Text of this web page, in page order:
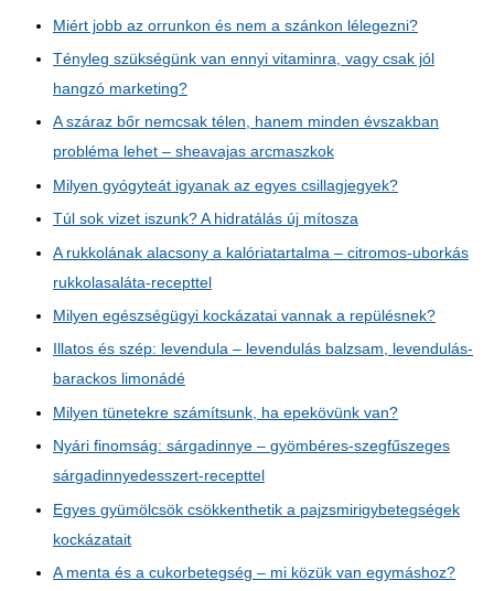
Miért jobb az orrunkon és nem a szánkon lélegezni?
Tényleg szükségünk van ennyi vitaminra, vagy csak jól
hangzó marketing?
A száraz bőr nemcsak télen, hanem minden évszakban
probléma lehet – sheavajas arcmaszkok
Milyen gyógyteát igyanak az egyes csillagjegyek?
Túl sok vizet iszunk? A hidratálás új mítosza
A rukkolának alacsony a kalóriatartalma – citromos-uborkás
rukkolasaláta-recepttel
Milyen egészségügyi kockázatai vannak a repülésnek?
Illatos és szép: levendula – levendulás balzsam, levendulás-
barackos limonádé
Milyen tünetekre számítsunk, ha epekövünk van?
Nyári finomság: sárgadinnye – gyömbéres-szegfűszeges
sárgadinnyedesszert-recepttel
Egyes gyümölcsök csökkenthetik a pajzsmirigybetegségek
kockázatait
A menta és a cukorbetegség – mi közük van egymáshoz?